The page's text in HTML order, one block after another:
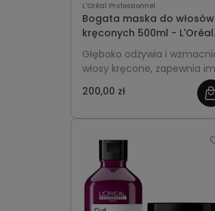
L'Oréal Professionnel
Bogata maska do włosów
kręconych 500ml - L'Oréal
Professionnel Curl
Expression
Głęboko odżywia i
włosy kręcone, zapewnia im
miękkość, elastyczność i
blask. Większa,
200,00 zł